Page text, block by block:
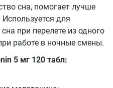
сна, помогает лучше
для
при перелете из одного
работе в ночные смены.
5 мг 120 табл: